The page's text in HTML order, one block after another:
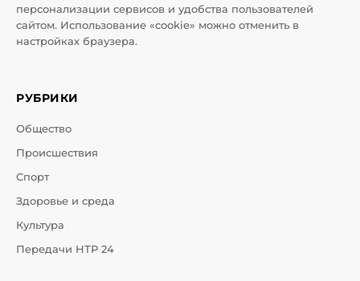
персонализации сервисов и удобства пользователей
сайтом. Использование «cookie» можно отменить в
настройках браузера.
РУБРИКИ
Общество
Происшествия
Спорт
Здоровье и среда
Культура
Передачи НТР 24